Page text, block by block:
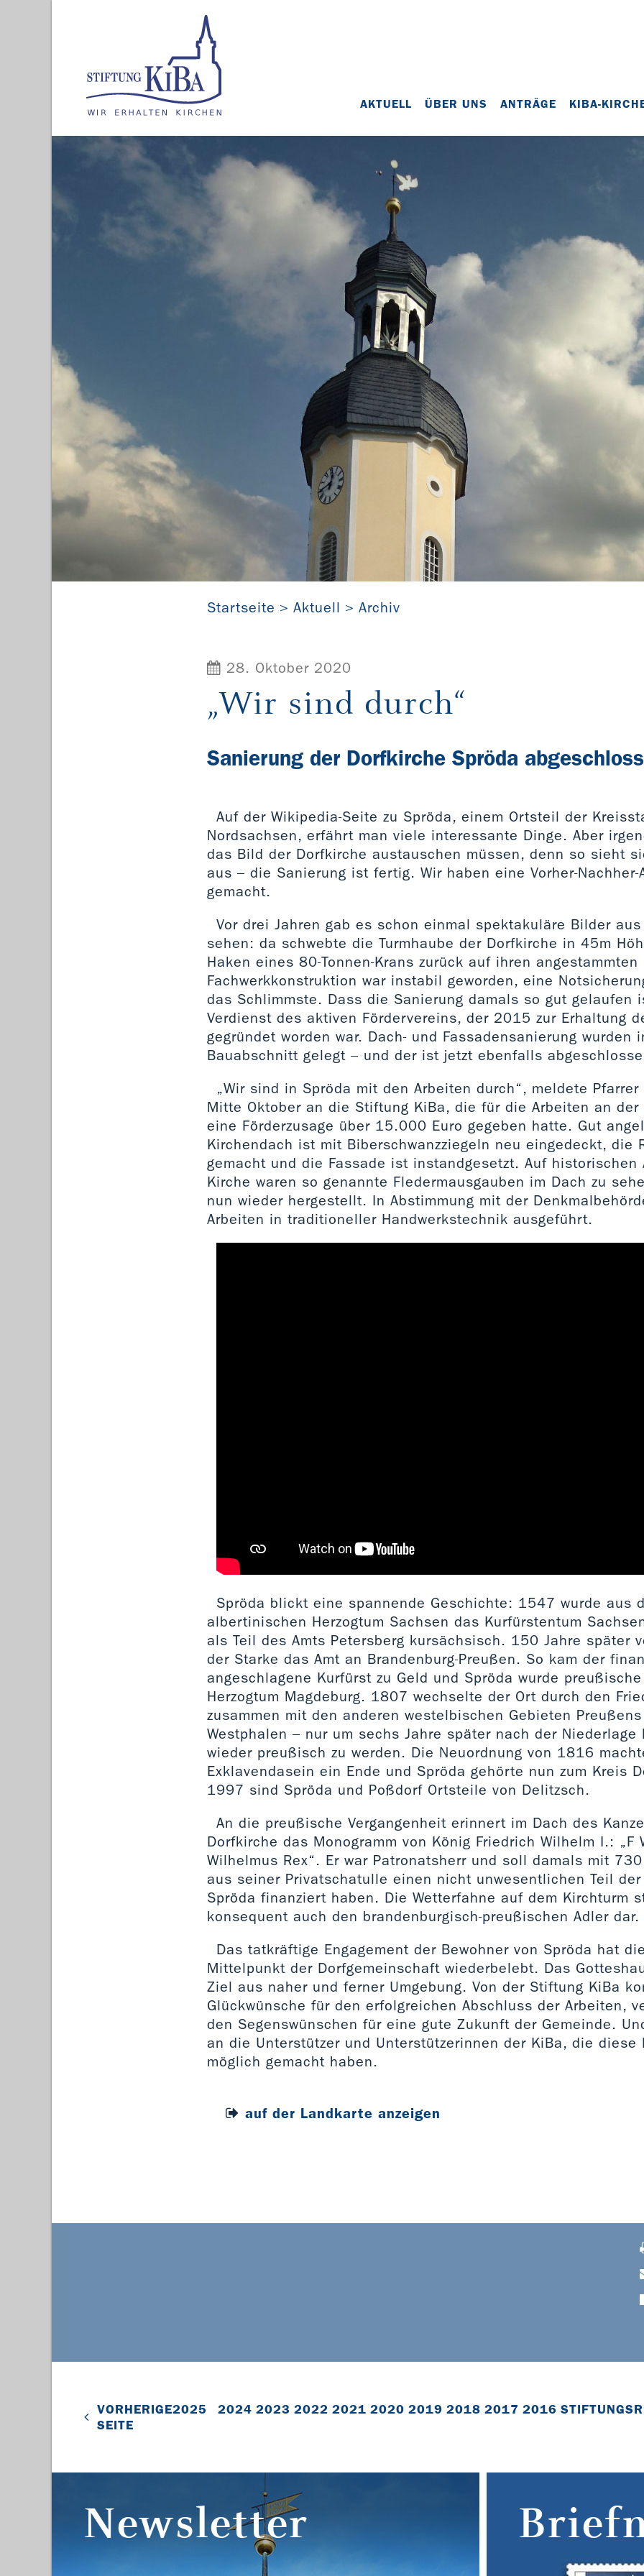
AKTUELL ÜBER UNS ANTRÄGE KIBA-
Dorfkirche Spröda (Sachsen, Evangelische Kirche in
Startseite Aktuell Archiv
28. Oktober 2020
„Wir sind durch“
Sanierung der Dorfkirche Spröda
Auf der Wikipedia-Seite zu Spröda, einem Ortsteil der
Nordsachsen, erfährt man viele interessante Dinge. Aber
das Bild der Dorfkirche austauschen müssen, denn so sieht
aus – die Sanierung ist fertig. Wir haben eine Vorher-Nachher-
gemacht.
Vor drei Jahren gab es schon einmal spektakuläre Bilder aus
sehen: da schwebte die Turmhaube der Dorfkirche in 45m
Haken eines 80-Tonnen-Krans zurück auf ihren angestammten
Fachwerkkonstruktion war instabil geworden, eine
das Schlimmste. Dass die Sanierung damals so gut gelaufen
Verdienst des aktiven Fördervereins, der 2015 zur Erhaltung
gegründet worden war. Dach- und Fassadensanierung wurden
Bauabschnitt gelegt – und der ist jetzt ebenfalls
„Wir sind in Spröda mit den Arbeiten durch“, meldete Pfarrer
Mitte Oktober an die Stiftung KiBa, die für die Arbeiten an
eine Förderzusage über 15.000 Euro gegeben hatte. Gut
Kirchendach ist mit Biberschwanzziegeln neu eingedeckt, die
gemacht und die Fassade ist instandgesetzt. Auf historischen
Kirche waren so genannte Fledermausgauben im Dach zu
nun wieder hergestellt. In Abstimmung mit der
Arbeiten in traditioneller Handwerkstechnik ausgeführt.
Spröda blickt eine spannende Geschichte: 1547 wurde aus
albertinischen Herzogtum Sachsen das Kurfürstentum
als Teil des Amts Petersberg kursächsisch. 150 Jahre später
der Starke das Amt an Brandenburg-Preußen. So kam der
angeschlagene Kurfürst zu Geld und Spröda wurde
Herzogtum Magdeburg. 1807 wechselte der Ort durch den
zusammen mit den anderen westelbischen Gebieten
Westphalen – nur um sechs Jahre später nach der Niederlage
wieder preußisch zu werden. Die Neuordnung von 1816
Exklavendasein ein Ende und Spröda gehörte nun zum Kreis
1997 sind Spröda und Poßdorf Ortsteile von Delitzsch.
An die preußische Vergangenheit erinnert im Dach des
Dorfkirche das Monogramm von König Friedrich Wilhelm I.: „F
Wilhelmus Rex“. Er war Patronatsherr und soll damals mit
aus seiner Privatschatulle einen nicht unwesentlichen Teil
Spröda finanziert haben. Die Wetterfahne auf dem Kirchturm
konsequent auch den brandenburgisch-preußischen Adler dar.
Das tatkräftige Engagement der Bewohner von Spröda hat
Mittelpunkt der Dorfgemeinschaft wiederbelebt. Das
Ziel aus naher und ferner Umgebung. Von der Stiftung KiBa
Glückwünsche für den erfolgreichen Abschluss der Arbeiten,
den Segenswünschen für eine gute Zukunft der Gemeinde.
an die Unterstützer und Unterstützerinnen der KiBa, die diese
möglich gemacht haben.
auf der Landkarte anzeigen
VORHERIGE
SEITE
2025 2024 2023 2022 2021 2020 2019 2018 2017 2016
Newsletter